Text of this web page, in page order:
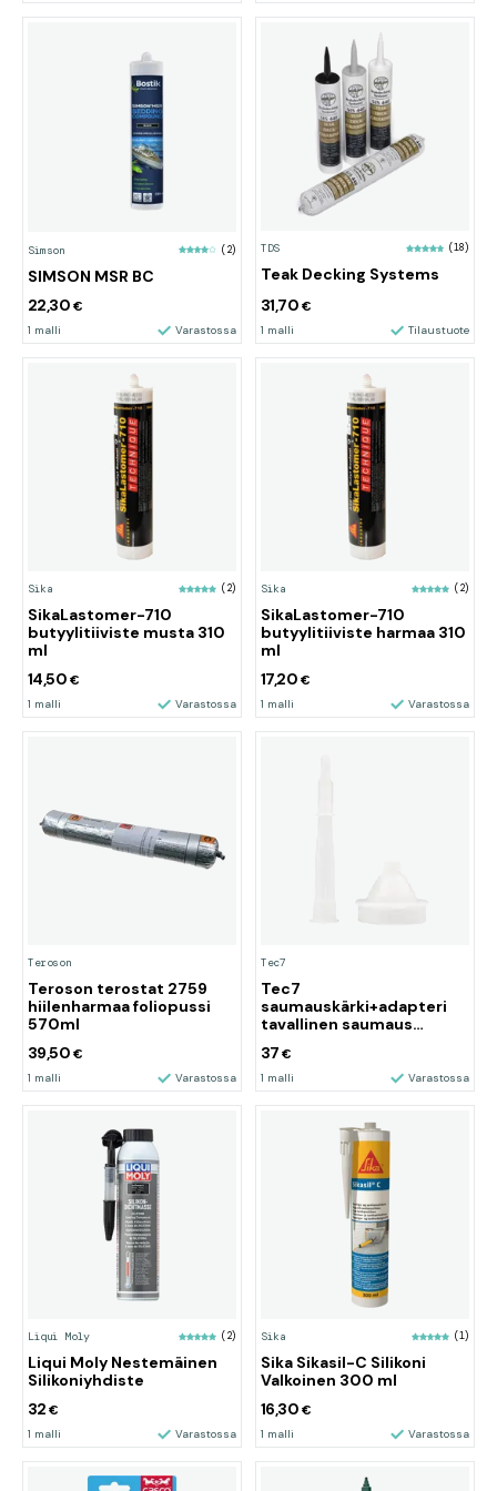
Simson (2)
SIMSON MSR BC
22,30 €
1 malli Varastossa
TDS (18)
Teak Decking Systems
31,70 €
1 malli Tilaustuote
Sika (2)
SikaLastomer-710
butyylitiiviste musta 310
ml
14,50 €
1 malli Varastossa
Sika (2)
SikaLastomer-710
butyylitiiviste harmaa 310
ml
17,20 €
1 malli Varastossa
Teroson
Teroson terostat 2759
hiilenharmaa foliopussi
570ml
39,50 €
1 malli Varastossa
Tec7
Tec7
saumauskärki+adapteri
tavallinen saumaus
37€
1 malli Varastossa
Liqui Moly (2)
Liqui Moly Nestemäinen
Silikoniyhdiste
32€
1 malli Varastossa
Sika (1)
Sika Sikasil-C Silikoni
Valkoinen 300 ml
16,30 €
1 malli Varastossa